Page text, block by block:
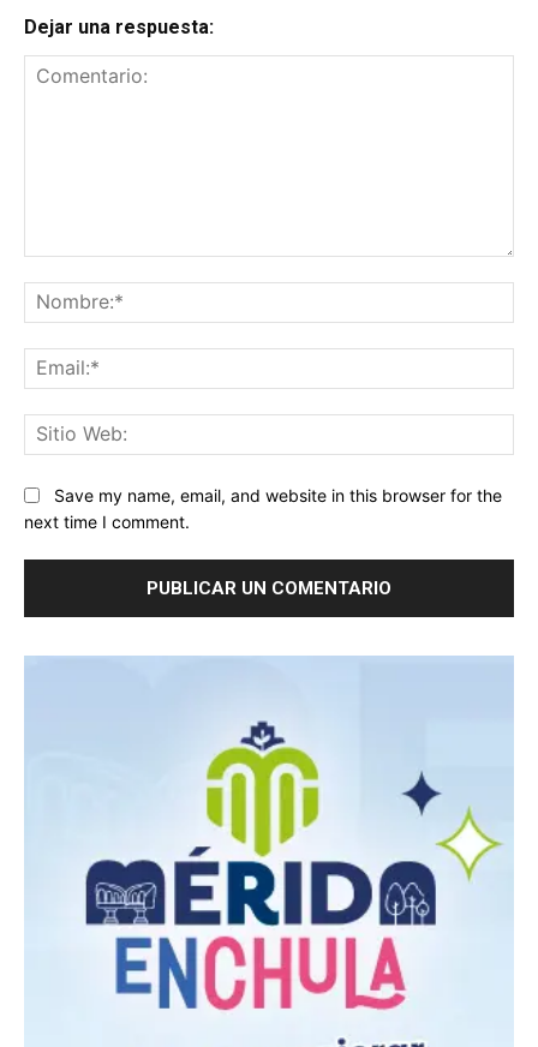
Dejar una respuesta:
Save my name, email, and website in this browser for the
next time I comment.